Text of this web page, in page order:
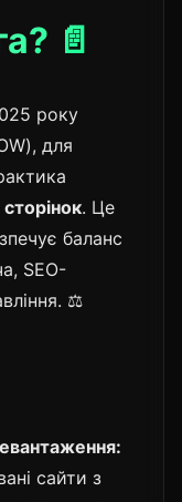
📄
року
для
. Це
баланс
SEO-
⚖️
сайти з